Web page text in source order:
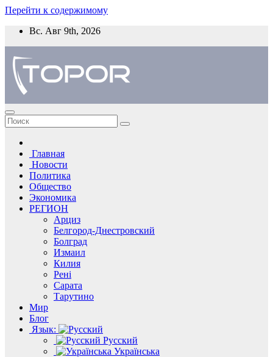
Перейти к содержимому
Вс. Авг 9th, 2026
Главная
Новости
Политика
Общество
Экономика
РЕГИОН
Арциз
Белгород-Днестровский
Болград
Измаил
Килия
Рені
Сарата
Тарутино
Мир
Блог
Язык:
Русский
Українська